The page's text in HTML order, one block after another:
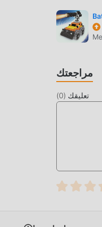
مراجعتك
تعليقك (
0
)